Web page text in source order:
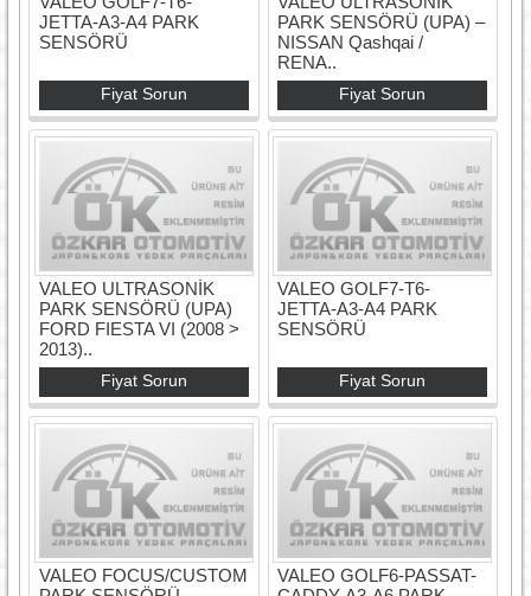
JETTA-A3-A4 PARK
SENSÖRÜ
Fiyat Sorun
PARK SENSÖRÜ (UPA) –
NISSAN Qashqai /
RENA..
Fiyat Sorun
VALEO ULTRASONİK
PARK SENSÖRÜ (UPA)
FORD FIESTA VI (2008 >
2013)..
Fiyat Sorun
VALEO GOLF7-T6-
JETTA-A3-A4 PARK
SENSÖRÜ
Fiyat Sorun
VALEO FOCUS/CUSTOM
VALEO GOLF6-PASSAT-